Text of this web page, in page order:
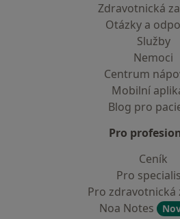
Zdravotnická
Otázky a
Služby
Nemoci
Centrum
Mobilní
Blog pro
Pro
Ceník
Pro
Pro zdravotnická
Noa Notes